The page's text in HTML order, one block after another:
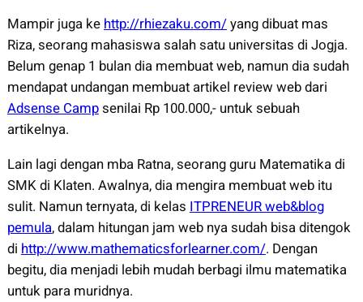
Mampir juga ke http://rhiezaku.com/yang dibuat mas
Riza, seorang mahasiswa salah satu universitas di Jogja.
Belum genap 1 bulan dia membuat web, namun dia sudah
mendapat undangan membuat artikel review web dari
Adsense Campsenilai Rp 100.000,- untuk sebuah
artikelnya.
Lain lagi dengan mba Ratna, seorang guru Matematika di
SMK di Klaten. Awalnya, dia mengira membuat web itu
sulit. Namun ternyata, di kelas ITPRENEUR web&blog
pemula, dalam hitungan jam web nya sudah bisa ditengok
di http://www.mathematicsforlearner.com/. Dengan
begitu, dia menjadi lebih mudah berbagi ilmu matematika
untuk para muridnya.